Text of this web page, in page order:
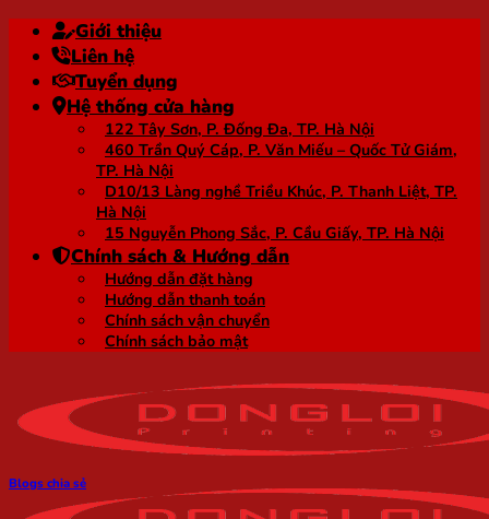
qua
nội
dung
Giới thiệu
Liên hệ
Tuyển dụng
Hệ thống cửa hàng
122 Tây Sơn, P. Đống Đa, TP. Hà Nội
460 Trần Quý Cáp, P. Văn Miếu – Quốc Tử Giám,
TP. Hà Nội
D10/13 Làng nghề Triều Khúc, P. Thanh Liệt, TP.
Hà Nội
15 Nguyễn Phong Sắc, P. Cầu Giấy, TP. Hà Nội
Chính sách & Hướng dẫn
Hướng dẫn đặt hàng
Hướng dẫn thanh toán
Chính sách vận chuyển
Chính sách bảo mật
Blogs chia sẻ